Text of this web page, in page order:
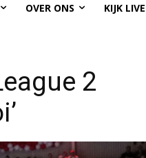
OVER ONS KIJK LIVE
2